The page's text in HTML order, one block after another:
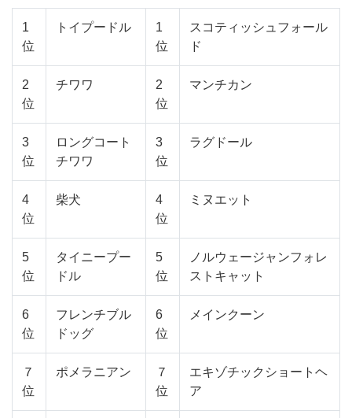
1
位
トイプードル
1
位
スコティッシュフォール
ド
2
位
チワワ
2
位
マンチカン
3
位
ロングコート
チワワ
3
位
ラグドール
4
位
柴犬
4
位
ミヌエット
5
位
タイニープー
ドル
5
位
ノルウェージャンフォレ
ストキャット
6
位
フレンチブル
ドッグ
6
位
メインクーン
７
位
ポメラニアン
７
位
エキゾチックショートヘ
ア